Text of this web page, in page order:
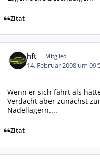
Zitat
hft Mitglied
14. Februar 2008 um
Wenn er sich fährt als
Verdacht aber zunächst
Nadellagern....
Zitat